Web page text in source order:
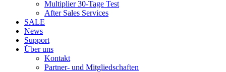
Multiplier 30-Tage Test
After Sales Services
SALE
News
Support
Über uns
Kontakt
Partner- und Mitgliedschaften